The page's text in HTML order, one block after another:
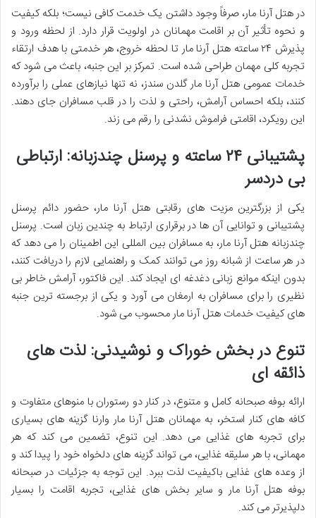
در هتل آرنا مار، صرفاً وجود داشتن یک خدمت کافی نیست؛ بلکه کیفیت
و نحوه تأثیر آن بر اقامت مهمانان در اولویت قرار دارد. از لحظه ورود و
پذیرش ۲۴ ساعته هتل آرنا مار تا لحظه خروج، هر خدمتی با هدف ارتقاء
تجربه کلی مهمان طراحی شده است. تمرکز بر این جنبه، باعث می شود که
خدمات عمومی هتل آرنا مار گلدن سندز، نه تنها نیازهای عملی را برآورده
کنند، بلکه احساس آرامش، راحتی و لذت را در قلب مسافران جای دهند.
این رویکرد، اقامتی فراموش نشدنی را رقم می زند.
پشتیبانی ۲۴ ساعته و پرسنل چندزبانه: ارتباطی
بی دردسر
یکی از بزرگترین مزیت های رقابتی هتل آرنا مار، حضور دائم پرسنل
پشتیبانی و توانایی آن ها در برقراری ارتباط به چندین زبان است. پرسنل
چندزبانه هتل آرنا مار، به مسافران بین المللی این اطمینان را می دهد که
در هر ساعت از شبانه روز می توانند کمک و راهنمایی لازم را دریافت کنند،
بدون اینکه موانع زبانی دغدغه ای ایجاد کند. این فاکتور، آرامش خاطر بی
نظیری را برای مسافران به ارمغان می آورد و یکی از برجسته ترین جنبه
هایکیفیت خدمات هتل آرنا مار محسوب می شود.
تنوع در بخش خوراک و نوشیدنی: لذت های
ذائقه ای
ارائه بوفه صبحانه کامل و متنوع، در کنار دو رستوران با منوهای متفاوت و
کافه های کنار استخر، به مهمانان هتل آرنا مار وارنا گزینه های بسیاری
برای تجربه های غذایی می دهد. این تنوع، تضمین می کند که هر
مهمانی، با هر سلیقه غذایی، می تواند گزینه های دلخواه خود را پیدا کند و
از وعده های غذایی باکیفیت لذت ببرد. این توجه به جزئیات درصبحانه
بوفه هتل آرنا مار و سایر بخش های غذایی، تجربه اقامت را بسیار
دلپذیرتر می کند.